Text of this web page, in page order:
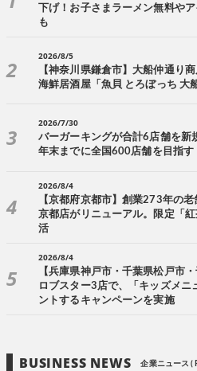
下げ！お子さまラーメン無料や
も
2026/8/5
【神奈川県鎌倉市】大船仲通り商
海鮮居酒屋「魚貝 とろぼっち 大
2026/7/30
バーガーキングが合計6店舗を新
年末までに全国600店舗を目指す
2026/8/4
【京都府京都市】創業273年の
京都店がリニューアル。限定「
活
2026/8/4
【兵庫県神戸市・千葉県松戸市
ロブスター3店で、「キッズメニ
ントするキャンペーンを実施
BUSINESS NEWS 企業ニュース (